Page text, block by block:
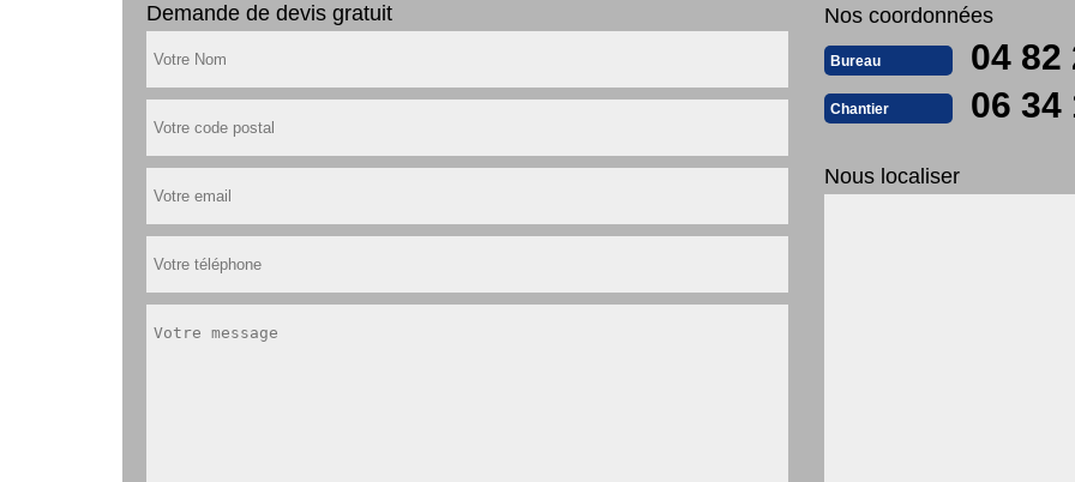
Demande de devis gratuit Nos coordonnées
Bureau 04 82
Chantier 06 34
Nous localiser